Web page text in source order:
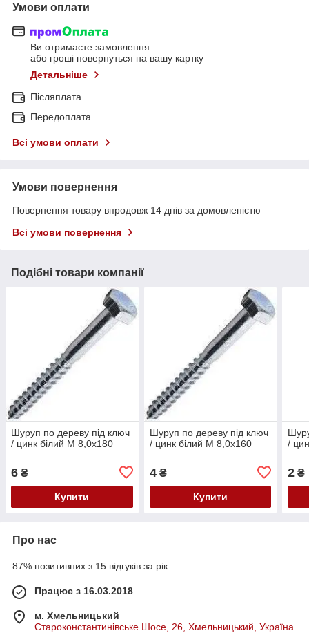
Умови оплати
Ви отримаєте замовлення
або гроші повернуться на вашу картку
Детальніше
Післяплата
Передоплата
Всі умови оплати
Умови повернення
Повернення товару впродовж 14 днів за домовленістю
Всі умови повернення
Подібні товари компанії
Шуруп по дереву під ключ
/ цинк білий М 8,0х180
6 ₴
Купити
Шуруп по дереву під ключ
/ цинк білий М 8,0х160
4₴
Купити
/
2 ₴
Про нас
87% позитивних з 15 відгуків за рік
Працює з 16.03.2018
м. Хмельницький
Староконстантинівське Шосе, 26, Хмельницький, Україна